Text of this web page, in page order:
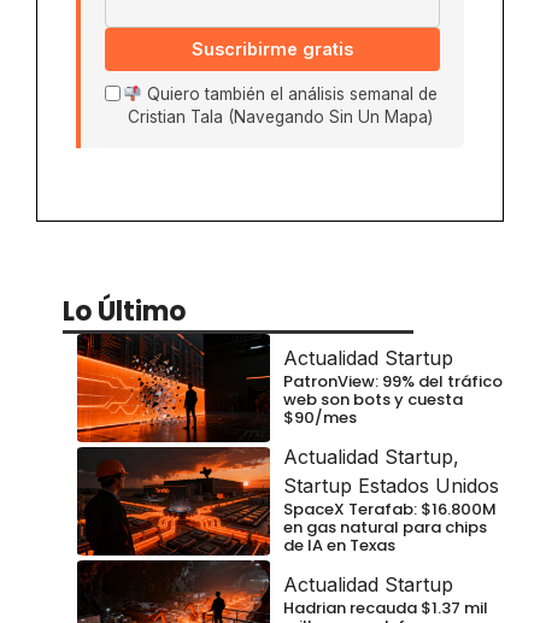
Suscribirme gratis
Quiero también el análisis semanal de
Cristian Tala (Navegando Sin Un Mapa)
Lo Último
Actualidad Startup
PatronView: 99% del tráfico
web son bots y cuesta
$90/mes
Actualidad Startup,
Startup Estados Unidos
SpaceX Terafab: $16.800M
en gas natural para chips
de IA en Texas
Actualidad Startup
Hadrian recauda $1.37 mil